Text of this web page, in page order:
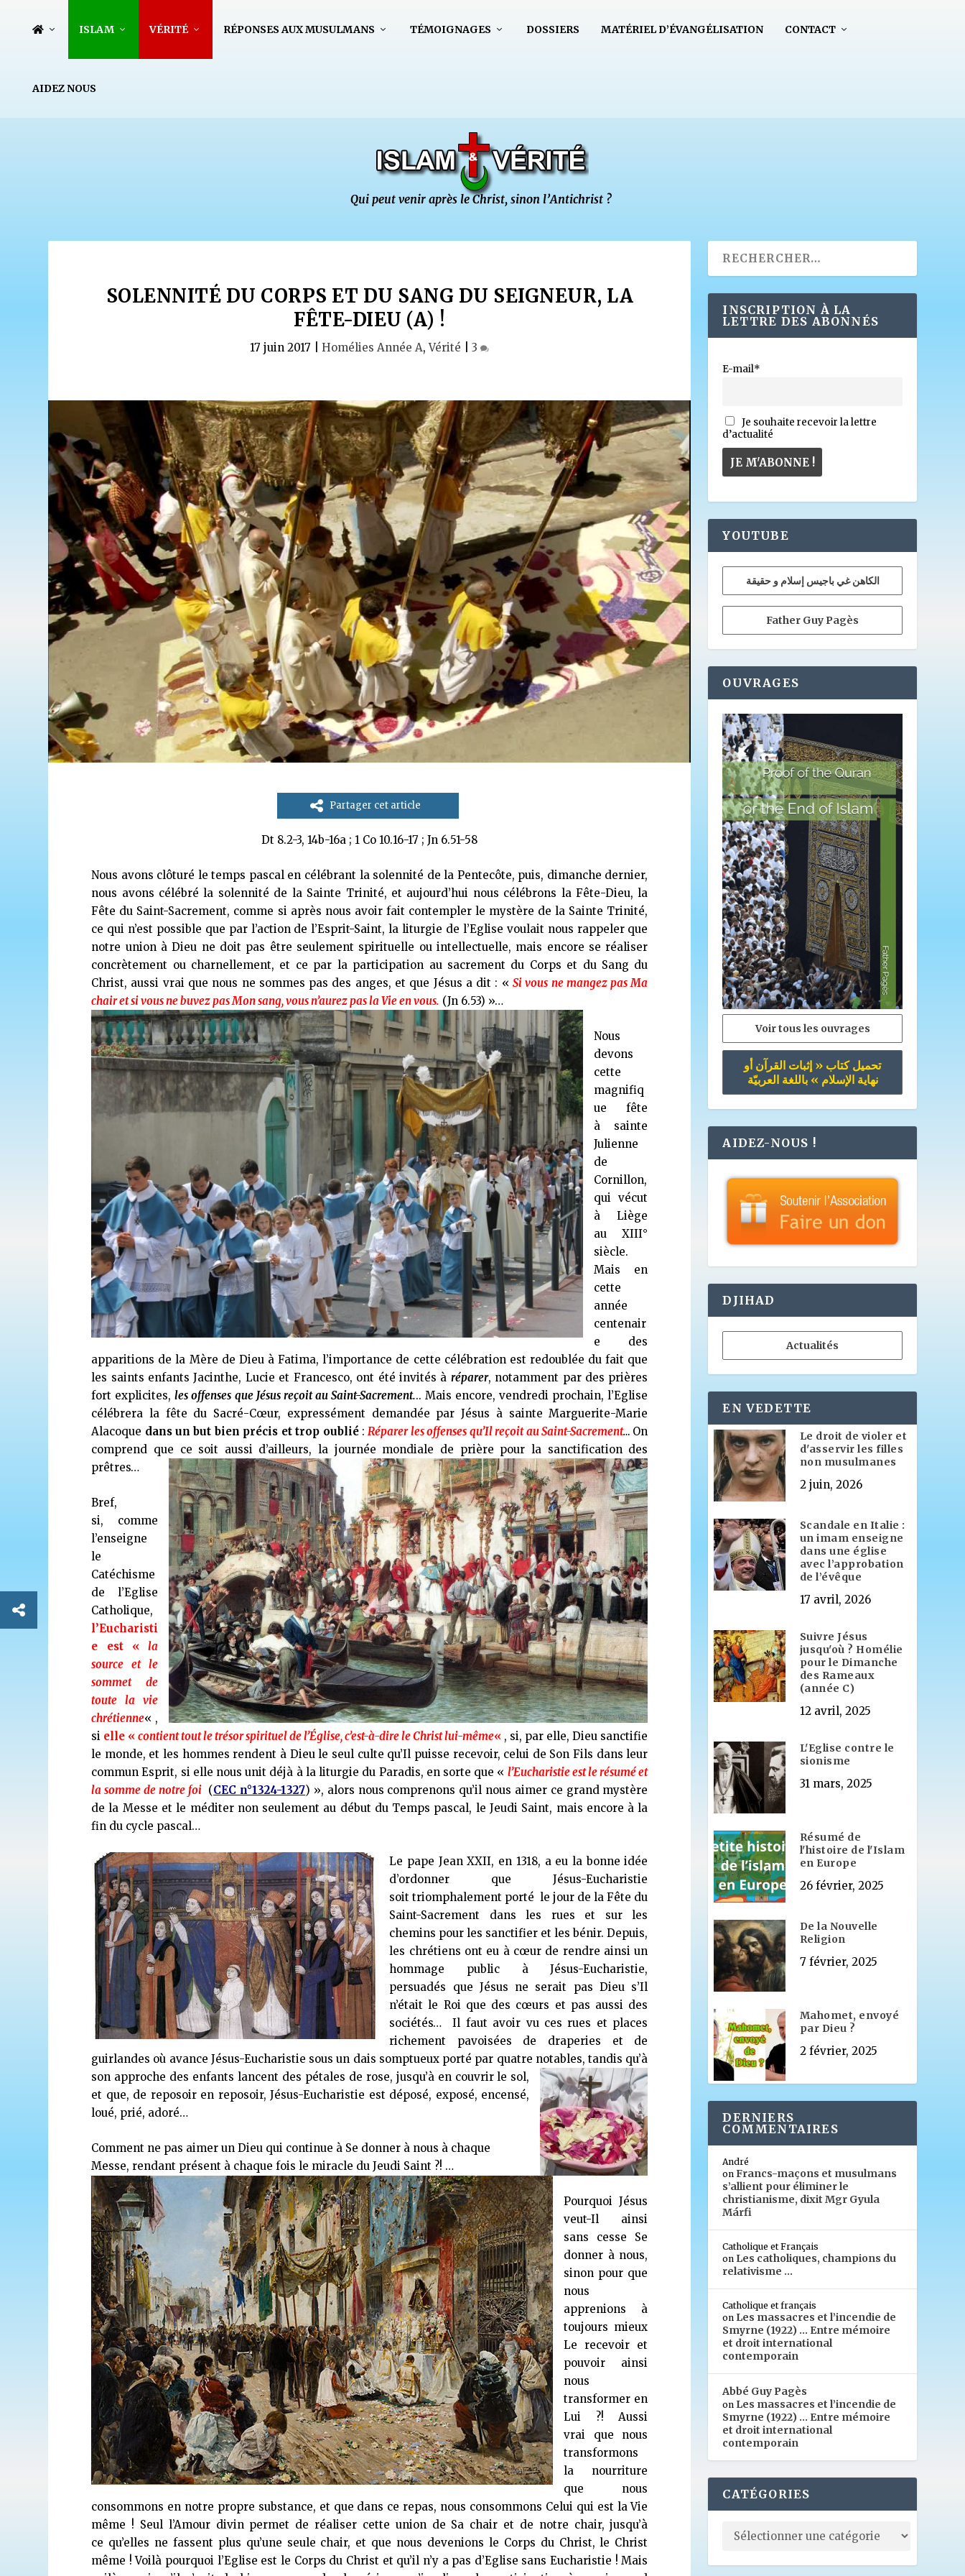
ISLAM VÉRITÉ RÉPONSES AUX MUSULMANS TÉMOIGNAGES DOSSIERS MATÉRIEL D’ÉVANGÉLISATION CONTACT
AIDEZ NOUS
SOLENNITÉ DU CORPS ET DU SANG DU SEIGNEUR, LA
FÊTE-DIEU (A) !
17 juin 2017 |Homélies Année A,Vérité |3
Partager cet article
Dt 8.2-3, 14b-16a ; 1 Co 10.16-17 ; Jn 6.51-58
Nous avons clôturé le temps pascal en célébrant la solennité de la Pentecôte, puis, dimanche dernier,
nous avons célébré la solennité de la Sainte Trinité, et aujourd’hui nous célébrons la Fête-Dieu, la
Fête du Saint-Sacrement, comme si après nous avoir fait contempler le mystère de la Sainte Trinité,
ce qui n’est possible que par l’action de l’Esprit-Saint, la liturgie de l’Eglise voulait nous rappeler que
notre union à Dieu ne doit pas être seulement spirituelle ou intellectuelle, mais encore se réaliser
concrètement ou charnellement, et ce par la participation au sacrement du Corps et du Sang du
Christ, aussi vrai que nous ne sommes pas des anges, et que Jésus a dit : « Si vous ne mangez pas Ma
chair et si vous ne buvez pas Mon sang, vous n’aurez pas la Vie en vous. (Jn 6.53) »…
Nous
devons
cette
magnifiq
ue fête
à sainte
Julienne
de
Cornillon,
qui vécut
à Liège
au XIII°
siècle.
Mais en
cette
année
centenair
e des
apparitions de la Mère de Dieu à Fatima, l’importance de cette célébration est redoublée du fait que
les saints enfants Jacinthe, Lucie et Francesco, ont été invités à réparer, notamment par des prières
fort explicites,les offenses que Jésus reçoit au Saint-Sacrement... Mais encore, vendredi prochain, l’Eglise
célébrera la fête du Sacré-Cœur, expressément demandée par Jésus à sainte Marguerite-Marie
Alacoque dans un but bien précis et trop oublié: Réparer les offenses qu’Il reçoit au Saint-Sacrement… On
comprend que ce soit aussi d’ailleurs, la journée mondiale de prière pour la sanctification des
prêtres…
Bref,
si, comme
l’enseigne
le
Catéchisme
de l’Eglise
Catholique,
l’Eucharisti
e est «la
source et le
sommet de
toute la vie
chrétienne« ,
si elle «contient tout le trésor spirituel de l’Église, c’est-à-dire le Christ lui-même« , si, par elle, Dieu sanctifie
le monde, et les hommes rendent à Dieu le seul culte qu’Il puisse recevoir, celui de Son Fils dans leur
commun Esprit, si elle nous unit déjà à la liturgie du Paradis, en sorte que « l’Eucharistie est le résumé et
la somme de notre foi (CEC n°1324-1327) », alors nous comprenons qu’il nous aimer ce grand mystère
de la Messe et le méditer non seulement au début du Temps pascal, le Jeudi Saint, mais encore à la
fin du cycle pascal…
Le pape Jean XXII, en 1318, a eu la bonne idée
d’ordonner que Jésus-Eucharistie
soit triomphalement porté le jour de la Fête du
Saint-Sacrement dans les rues et sur les
chemins pour les sanctifier et les bénir. Depuis,
les chrétiens ont eu à cœur de rendre ainsi un
hommage public à Jésus-Eucharistie,
persuadés que Jésus ne serait pas Dieu s’Il
n’était le Roi que des cœurs et pas aussi des
sociétés… Il faut avoir vu ces rues et places
richement pavoisées de draperies et de
guirlandes où avance Jésus-Eucharistie sous un dais somptueux porté par quatre notables, tandis qu’à
son approche des enfants lancent des pétales de rose, jusqu’à en couvrir le sol,
et que, de reposoir en reposoir, Jésus-Eucharistie est déposé, exposé, encensé,
loué, prié, adoré…
Comment ne pas aimer un Dieu qui continue à Se donner à nous à chaque
Messe, rendant présent à chaque fois le miracle du Jeudi Saint ?! …
Pourquoi Jésus
veut-Il ainsi
sans cesse Se
donner à nous,
sinon pour que
nous
apprenions à
toujours mieux
Le recevoir et
pouvoir ainsi
nous
transformer en
Lui ?! Aussi
vrai que nous
transformons
la nourriture
que nous
consommons en notre propre substance, et que dans ce repas, nous consommons Celui qui est la Vie
même ! Seul l’Amour divin permet de réaliser cette union de Sa chair et de notre chair, jusqu’à
ce qu’elles ne fassent plus qu’une seule chair, et que nous devenions le Corps du Christ, le Christ
même ! Voilà pourquoi l’Eglise est le Corps du Christ et qu’il n’y a pas d’Eglise sans Eucharistie ! Mais
INSCRIPTION À LA
LETTRE DES ABONNÉS
E-mail*
Je souhaite recevoir la lettre
d’actualité
YOUTUBE
الكاهن غي باجيس إسلام و حقيقة
Father Guy Pagès
OUVRAGES
Voir tous les ouvrages
تحميل كتاب « إثبات القرآن أو
نهاية الإسلام » باللغة العربيّة
AIDEZ-NOUS !
DJIHAD
Actualités
EN VEDETTE
Le droit de violer et
d'asservir les filles
non musulmanes
2 juin, 2026
Scandale en Italie :
un imam enseigne
dans une église
avec l’approbation
de l’évêque
17 avril, 2026
Suivre Jésus
jusqu'où ? Homélie
pour le Dimanche
des Rameaux
(année C)
12 avril, 2025
L'Eglise contre le
sionisme
31 mars, 2025
Résumé de
l'histoire de l'Islam
en Europe
26 février, 2025
De la Nouvelle
Religion
7 février, 2025
Mahomet, envoyé
par Dieu ?
2 février, 2025
DERNIERS
COMMENTAIRES
André
onFrancs-maçons et musulmans
s’allient pour éliminer le
christianisme, dixit Mgr Gyula
Márfi
Catholique et Français
on Les catholiques, champions du
relativisme …
Catholique et français
on Les massacres et l’incendie de
Smyrne (1922) … Entre mémoire
et droit international
contemporain
Abbé Guy Pagès
on Les massacres et l’incendie de
Smyrne (1922) … Entre mémoire
et droit international
contemporain
CATÉGORIES